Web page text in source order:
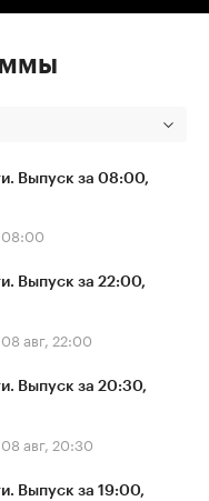
Выпуск за 08:00,
08:00
Выпуск за 22:00,
08 авг, 22:00
Выпуск за 20:30,
08 авг, 20:30
Выпуск за 19:00,